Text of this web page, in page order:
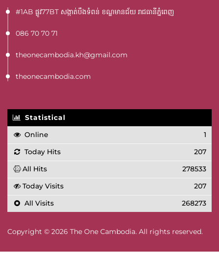
#1AB ផ្លូវ77BT​ សង្កាត់បឹងទំពន់ ខណ្ឌមានជ័យ រាជធានីភ្នំពេញ
086 70 70 71
theonecambodia.kh@gmail.com
theonecambodia.com
Statistical
Online
1
Today Hits
207
All Hits
278533
Today Visits
207
All Visits
268273
Copyright © 2026 The One Cambodia. All rights reserved.